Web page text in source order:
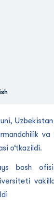
va
o‘tkazildi.
bosh